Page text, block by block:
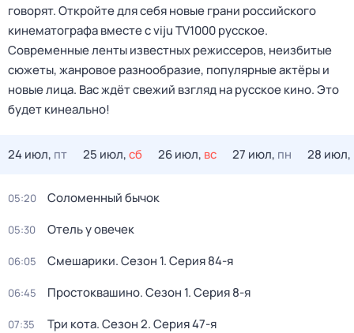
говорят. Откройте для себя новые грани российского
кинематографа вместе с viju TV1000 русское.
Современные ленты известных режиссеров, неизбитые
сюжеты, жанровое разнообразие, популярные актёры и
новые лица. Вас ждёт свежий взгляд на русское кино. Это
будет кинеально!
24 июл, пт 25 июл,сб 26 июл, вс 27 июл, пн 28 июл,
05:20 Соломенный бычок
05:30 Отель у овечек
06:05 Смешарики. Сезон 1. Серия 84-я
06:45 Простоквашино. Сезон 1. Серия 8-я
07:35 Три кота. Сезон 2. Серия 47-я